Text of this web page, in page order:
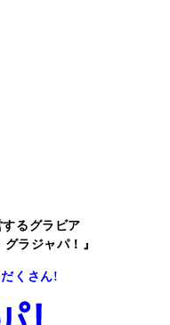
るグラビア
ラジャパ！』
くさん!